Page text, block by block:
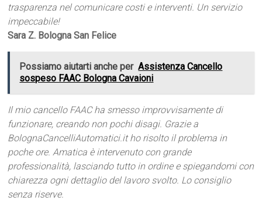
trasparenza nel comunicare costi e interventi. Un servizio
impeccabile!
Sara Z. Bologna San Felice
Possiamo aiutarti anche per Assistenza Cancello
sospeso FAAC Bologna Cavaioni
Il mio cancello FAAC ha smesso improvvisamente di
funzionare, creando non pochi disagi. Grazie a
BolognaCancelliAutomatici.it ho risolto il problema in
poche ore. Amatica è intervenuto con grande
professionalità, lasciando tutto in ordine e spiegandomi con
chiarezza ogni dettaglio del lavoro svolto. Lo consiglio
senza riserve.